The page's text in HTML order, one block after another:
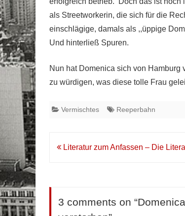
als Streetworkerin, die sich für die
einschlägige, damals als ,,üppige
Und hinterließ Spuren.
Nun hat Domenica sich von Hamburg
zu würdigen, was diese tolle Frau
Vermischtes Reeperbahn
Beitrags-
Literatur zum Anfassen – Die
3 comments on “